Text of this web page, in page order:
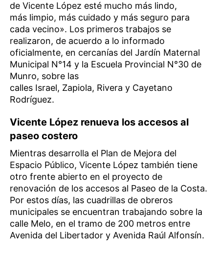
de Vicente López esté mucho más lindo,
más limpio, más cuidado y más seguro para
cada vecino». Los primeros trabajos se
realizaron, de acuerdo a lo informado
oficialmente, en cercanías del Jardín Maternal
Municipal N°14 y la Escuela Provincial N°30 de
Munro, sobre las
calles Israel, Zapiola, Rivera y Cayetano
Rodríguez.
Vicente López renueva los accesos al
paseo costero
Mientras desarrolla el Plan de Mejora del
Espacio Público, Vicente López también tiene
otro frente abierto en el proyecto de
renovación de los accesos al Paseo de la Costa.
Por estos días, las cuadrillas de obreros
municipales se encuentran trabajando sobre la
calle Melo, en el tramo de 200 metros entre
Avenida del Libertador y Avenida Raúl Alfonsín.